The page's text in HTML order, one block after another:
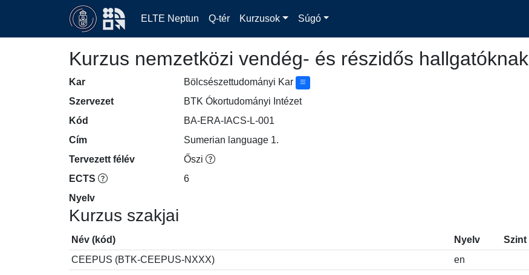
ELTE Neptun Q-tér Kurzusok Súgó
Kurzus nemzetközi vendég- és részidős hallgatóknak
Kar
Bölcsészettudományi Kar
Szervezet
BTK Ókortudományi Intézet
Kód
BA-ERA-IACS-L-001
Cím
Sumerian language 1.
Tervezett félév
Őszi
ECTS
6
Nyelv
Kurzus szakjai
Név (kód) Nyelv Szint
CEEPUS (BTK-CEEPUS-NXXX)
en